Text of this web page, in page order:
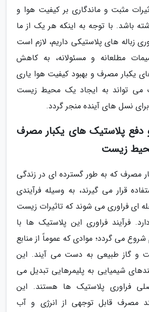
مثبت و ماندگاری بر کیفیت هوا و
باشد. با توجه به اینکه هر یک از ما
زباله های پلاستیکی داریم، لازم است
مطلعانه و مسئولانه، به کاهش
یکبار مصرف و بهبود کیفیت هوا یاری
می تواند به ایجاد یک محیط زیست
برای نسل های آینده منجر گردد.
دفع پلاستیک های یکبار مصرف
زیست
مصرف که به طور گسترده ای در زندگی
قرار می گیرند، به وسیله فرآیندی
ای فراوری می شوند که تاثیرات زیست
فرآیند فراوری این پلاستیک ها با
می گردد؛ موادی که عموماً از منابع
و گاز طبیعی به دست می آیند. این
شیمیایی به پلیمرهایی تبدیل می
فراوری پلاستیک ها هستند. این
مصرف قابل توجهی از انرژی و آب